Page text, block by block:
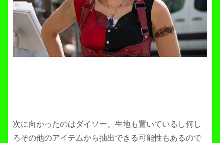
次に向かったのはダイソー。生地も置いているし何し
ろその他のアイテムから抽出できる可能性もあるので